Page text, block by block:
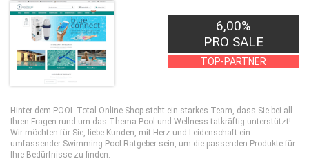
6,00%
PRO SALE
TOP-PARTNER
Hinter dem POOL Total Online-Shop steht ein starkes Team, dass Sie bei all
Ihren Fragen rund um das Thema Pool und Wellness tatkräftig unterstützt!
Wir möchten für Sie, liebe Kunden, mit Herz und Leidenschaft ein
umfassender Swimming Pool Ratgeber sein, um die passenden Produkte für
Ihre Bedürfnisse zu finden.